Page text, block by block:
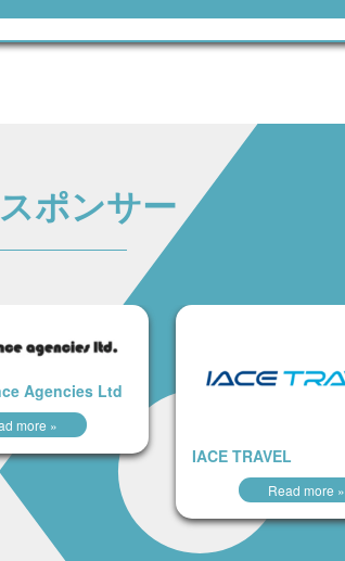
ポンサー
Agencies Ltd
more »
IACE TRAVEL
Read more »